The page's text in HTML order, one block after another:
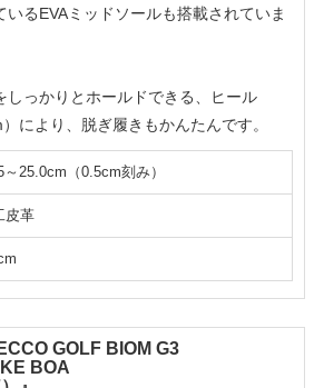
るEVAミッドソールも搭載されていま
しっかりとホールドできる、ヒール
により、脱ぎ履きもかんたんです。
～25.0cm（0.5cm刻み）
皮革
GOLF BIOM G3
BOA